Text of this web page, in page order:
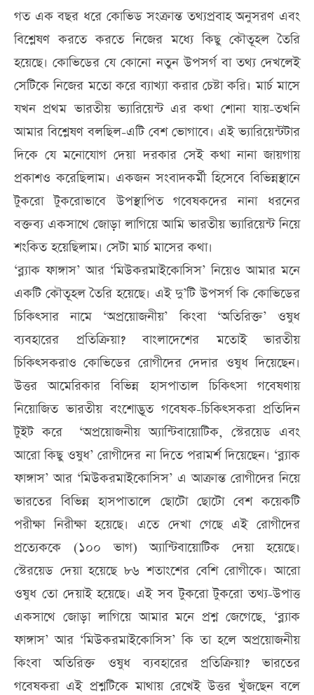
গত এক বছর ধরে কোভিড সংক্রান্ত তথ্যপ্রবাহ অনুসরণ এবং
বিশ্লেষণ করতে করতে নিজের মধ্যে কিছু কৌতূহল তৈরি
হয়েছে। কোভিডের যে কোনো নতুন উপসর্গ বা তথ্য দেখলেই
সেটিকে নিজের মতো করে ব্যাখ্যা করার চেষ্টা করি। মার্চ মাসে
যখন প্রথম ভারতীয় ভ্যারিয়েন্ট এর কথা শোনা যায়-তখনি
আমার বিশ্লেষণ বলছিল-এটি বেশ ভোগাবে। এই ভ্যারিয়েন্টটার
দিকে যে মনোযোগ দেয়া দরকার সেই কথা নানা জায়গায়
প্রকাশও করেছিলাম। একজন সংবাদকর্মী হিসেবে বিভিন্নস্থানে
টুকরো টুকরোভাবে উপস্থাপিত গবেষকদের নানা ধরনের
বক্তব্য একসাথে জোড়া লাগিয়ে আমি ভারতীয় ভ্যারিয়েন্ট নিয়ে
শংকিত হয়েছিলাম। সেটা মার্চ মাসের কথা।
‘ব্ল্যাক ফাঙ্গাস’ আর ‘মিউকরমাইকোসিস’ নিয়েও আমার মনে
একটি কৌতূহল তৈরি হয়েছে। এই দু’টি উপসর্গ কি কোভিডের
চিকিৎসার নামে ‘অপ্রয়োজনীয়’ কিংবা ‘অতিরিক্ত’ ওষুধ
ব্যবহারের প্রতিক্রিয়া? বাংলাদেশের মতোই ভারতীয়
চিকিৎসকরাও কোভিডের রোগীদের দেদার ওষুধ দিয়েছেন।
উত্তর আমেরিকার বিভিন্ন হাসপাতাল চিকিৎসা গবেষণায়
নিয়োজিত ভারতীয় বংশোদ্ভূত গবেষক-চিকিৎসকরা প্রতিদিন
টুইট করে ‘অপ্রয়োজনীয় অ্যান্টিবায়োটিক, স্টেরয়েড এবং
আরো কিছু ওষুধ’ রোগীদের না দিতে পরামর্শ দিয়েছেন। ‘ব্ল্যাক
ফাঙ্গাস’ আর ‘মিউকরমাইকোসিস’ এ আক্রান্ত রোগীদের নিয়ে
ভারতের বিভিন্ন হাসপাতালে ছোটো ছোটো বেশ কয়েকটি
পরীক্ষা নিরীক্ষা হয়েছে। এতে দেখা গেছে এই রোগীদের
প্রত্যেককে (১০০ ভাগ) অ্যান্টিবায়োটিক দেয়া হয়েছে।
স্টেরয়েড দেয়া হয়েছে ৮৬ শতাংশের বেশি রোগীকে। আরো
ওষুধ তো দেয়াই হয়েছে। এই সব টুকরো টুকরো তথ্য-উপাত্ত
একসাথে জোড়া লাগিয়ে আমার মনে প্রশ্ন জেগেছে, ‘ব্ল্যাক
ফাঙ্গাস’ আর ‘মিউকরমাইকোসিস’ কি তা হলে অপ্রয়োজনীয়
কিংবা অতিরিক্ত ওষুধ ব্যবহারের প্রতিক্রিয়া? ভারতের
গবেষকরা এই প্রশ্নটিকে মাথায় রেখেই উত্তর খুঁজছেন বলে